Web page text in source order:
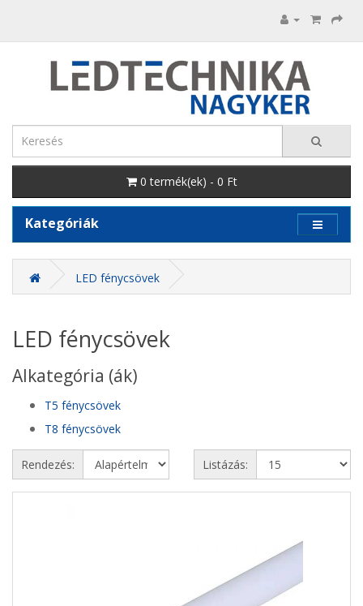
0 termék(ek) - 0 Ft
Kategóriák
LED fénycsövek
LED fénycsövek
Alkategória (ák)
T5 fénycsövek
T8 fénycsövek
Rendezés: Listázás: